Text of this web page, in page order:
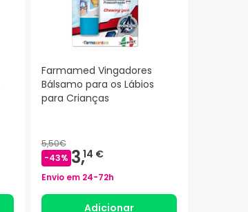
Farmamed Vingadores
Bálsamo para os Lábios
para Crianças
5,50€
-43% 3,14 €
Envio em 24-72h
Adicionar